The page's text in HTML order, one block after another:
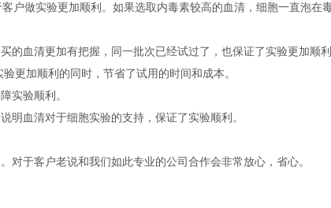
户做实验更加顺利。如果选取内毒素较高的血清，细胞一直泡在
血清更加有把握，同一批次已经试过了，也保证了实验更加顺利
更加顺利的同时，节省了试用的时间和成本。
实验顺利。
明血清对于细胞实验的支持，保证了实验顺利。
于客户老说和我们如此专业的公司合作会非常放心，省心。